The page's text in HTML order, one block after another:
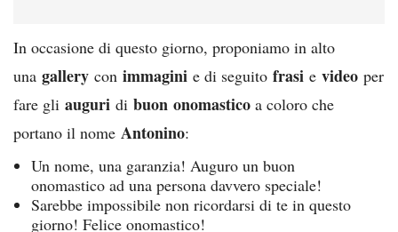
In occasione di questo giorno, proponiamo in alto
una gallery con immagini e di seguito frasi e video per
fare gli auguri di buon onomastico a coloro che
portano il nome Antonino:
Un nome, una garanzia! Auguro un buon
onomastico ad una persona davvero speciale!
Sarebbe impossibile non ricordarsi di te in questo
giorno! Felice onomastico!